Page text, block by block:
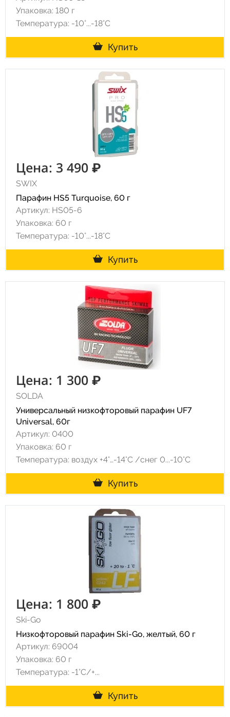
Упаковка: 180 г
Температура: -10°...-18°С
Купить
Цена: 3 490 ₽
SWIX
Парафин HS5 Turquoise, 60 г
Артикул: HS05-6
Упаковка: 60 г
Температура: -10°...-18°С
Купить
Цена: 1 300 ₽
SOLDA
Универсальный низкофторовый парафин UF7
Universal, 60г
Артикул: 0400
Упаковка: 60 г
Температура: воздух +4°…-14°C /снег 0...-10°C
Купить
Цена: 1 800 ₽
Ski-Go
Низкофторовый парафин Ski-Go, желтый, 60 г
Артикул: 69004
Упаковка: 60 г
Температура: -1°C/+...
Купить